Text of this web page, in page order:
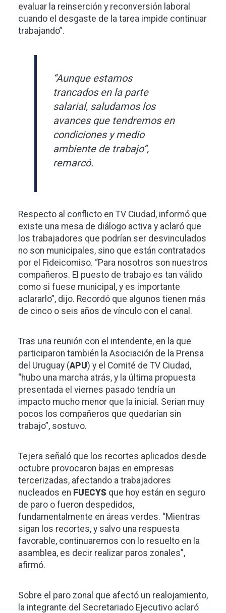
evaluar la reinserción y reconversión laboral
cuando el desgaste de la tarea impide continuar
trabajando”.
“Aunque estamos
trancados en la parte
salarial, saludamos los
avances que tendremos en
condiciones y medio
ambiente de trabajo”,
remarcó.
Respecto al conflicto en TV Ciudad, informó que
existe una mesa de diálogo activa y aclaró que
los trabajadores que podrían ser desvinculados
no son municipales, sino que están contratados
por el Fideicomiso. “Para nosotros son nuestros
compañeros. El puesto de trabajo es tan válido
como si fuese municipal, y es importante
aclararlo”, dijo. Recordó que algunos tienen más
de cinco o seis años de vínculo con el canal.
Tras una reunión con el intendente, en la que
participaron también la Asociación de la Prensa
del Uruguay (APU) y el Comité de TV Ciudad,
“hubo una marcha atrás, y la última propuesta
presentada el viernes pasado tendría un
impacto mucho menor que la inicial. Serían muy
pocos los compañeros que quedarían sin
trabajo”, sostuvo.
Tejera señaló que los recortes aplicados desde
octubre provocaron bajas en empresas
tercerizadas, afectando a trabajadores
nucleados en FUECYS que hoy están en seguro
de paro o fueron despedidos,
fundamentalmente en áreas verdes. “Mientras
sigan los recortes, y salvo una respuesta
favorable, continuaremos con lo resuelto en la
asamblea, es decir realizar paros zonales”,
afirmó.
Sobre el paro zonal que afectó un realojamiento,
la integrante del Secretariado Ejecutivo aclaró